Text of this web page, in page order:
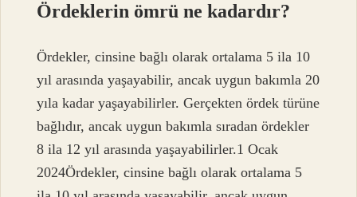
Ördeklerin ömrü ne kadardır?
Ördekler, cinsine bağlı olarak ortalama 5 ila 10
yıl arasında yaşayabilir, ancak uygun bakımla 20
yıla kadar yaşayabilirler. Gerçekten ördek türüne
bağlıdır, ancak uygun bakımla sıradan ördekler
8 ila 12 yıl arasında yaşayabilirler.1 Ocak
2024Ördekler, cinsine bağlı olarak ortalama 5